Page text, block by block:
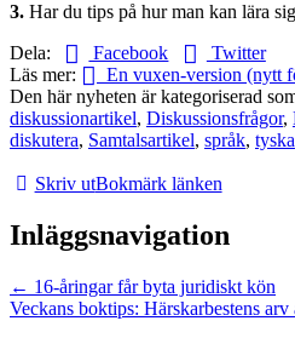
3. Har du tips på hur man kan lära
Dela:
Facebook
Twitter
Läs mer:
En vuxen-version (nytt
Den här nyheten är kategoriserad
diskussionartikel, Diskussionsfrågor,
diskutera, Samtalsartikel, språk, tyska
Skriv utBokmärk länken
Inläggsnavigation
← 16-åringar får byta juridiskt kön
Veckans boktips: Härskarbestens